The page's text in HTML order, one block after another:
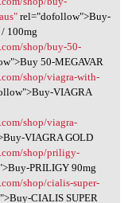
rel="dofollow">Buy-
100mg
shop/buy-50-
50-MEGAVAR
shop/viagra-with-
VIAGRA
shop/viagra-
VIAGRA GOLD
shop/priligy-
PRILIGY 90mg
shop/cialis-super-
CIALIS SUPER